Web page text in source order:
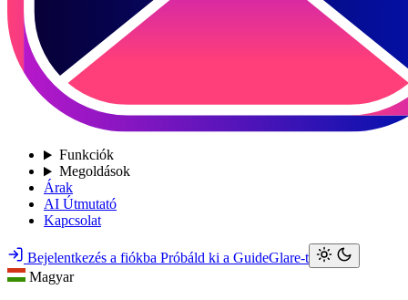
Funkciók
Megoldások
Árak
AI Útmutató
Kapcsolat
Bejelentkezés a fiókba Próbáld ki a GuideGlare-t
Magyar